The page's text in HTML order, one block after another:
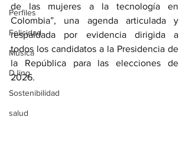
Perfiles
Felicidad
Música
DJing
Sostenibilidad
salud
de las mujeres a la tecnología en
Colombia”, una agenda articulada y
respaldada por evidencia dirigida a
todos los candidatos a la Presidencia de
la República para las elecciones de
2026.